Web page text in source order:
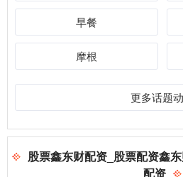
早餐
摩根
更多话题
股票鑫东财配资_股票配资鑫
配资